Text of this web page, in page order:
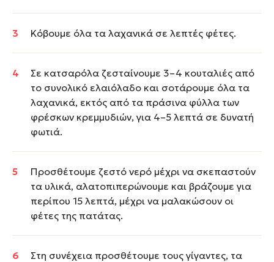
Κόβουμε όλα τα λαχανικά σε λεπτές φέτες.
Σε κατσαρόλα ζεσταίνουμε 3–4 κουταλιές από
το συνολικό ελαιόλαδο και σοτάρουμε όλα τα
λαχανικά, εκτός από τα πράσινα φύλλα των
φρέσκων κρεμμυδιών, για 4–5 λεπτά σε δυνατή
φωτιά.
Προσθέτουμε ζεστό νερό μέχρι να σκεπαστούν
τα υλικά, αλατοπιπερώνουμε και βράζουμε για
περίπου 15 λεπτά, μέχρι να μαλακώσουν οι
φέτες της πατάτας.
Στη συνέχεια προσθέτουμε τους γίγαντες, τα